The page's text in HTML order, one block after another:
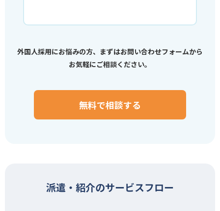
外国人採用にお悩みの方、まずはお問い合わせフォームから
お気軽にご相談ください。
無料で相談する
派遣・紹介のサービスフロー